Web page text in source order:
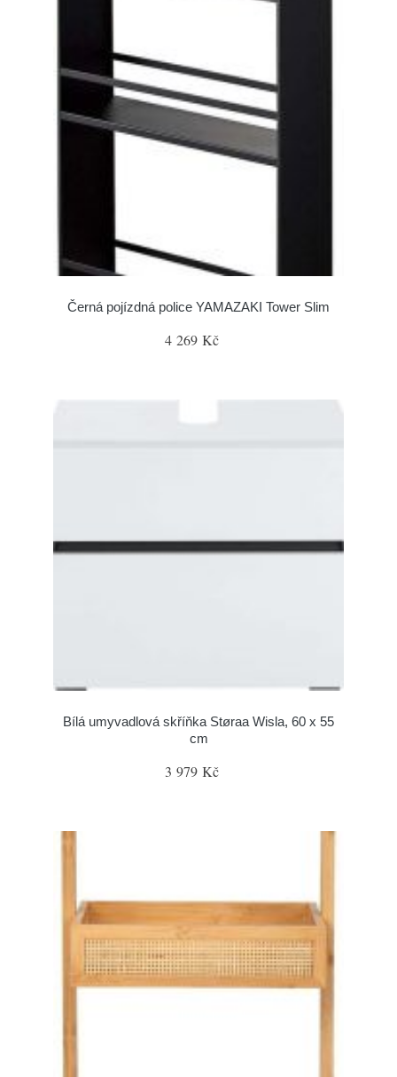
Černá pojízdná police YAMAZAKI Tower Slim
4 269 Kč
Bílá umyvadlová skříňka Støraa Wisla, 60 x 55
cm
3 979 Kč